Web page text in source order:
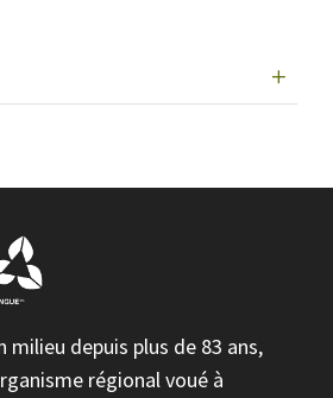
milieu depuis plus de 83 ans,
régional voué à